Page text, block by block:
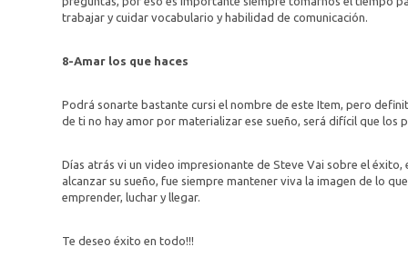
trabajar y cuidar vocabulario y habilidad de comunicación.
8-Amar los que haces
Podrá sonarte bastante cursi el nombre de este Item, pero
de ti no hay amor por materializar ese sueño, será difícil que los
Días atrás vi un video impresionante de Steve Vai sobre el
alcanzar su sueño, fue siempre mantener viva la imagen de lo
emprender, luchar y llegar.
Te deseo éxito en todo!!!